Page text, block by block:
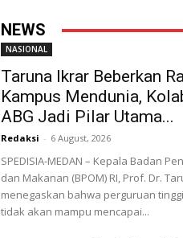
NEWS
NASIONAL
Taruna Ikrar Beberkan
Kampus Mendunia,
ABG Jadi Pilar Utama...
Redaksi - 6 August, 2026
SPEDISIA-MEDAN – Kepala Badan
dan Makanan (BPOM) RI, Prof. Dr.
menegaskan bahwa perguruan
tidak akan mampu mencapai...